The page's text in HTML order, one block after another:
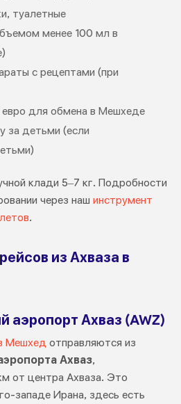
туалетные
менее 100 мл в
с рецептами (при
для обмена в Мешхеде
за детьми (если
клади 5–7 кг. Подробности
через наш инструмент
.
из Ахваза в
Ахваз (AWZ)
Мешхед отправляются из
Ахваз,
от центра Ахваза. Это
западе Ирана, здесь есть